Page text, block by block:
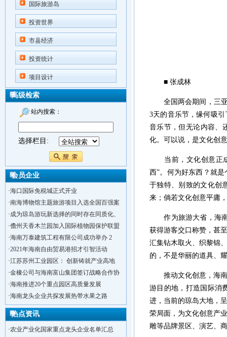
国际旅游岛
投资世界
市县经济
投资统计
项目设计
高级检索
站内搜索：
选择栏目:
会员企业
·海口国际免税城正式开业
·南海博物馆主题旅游项目入选全国百强案
·成为琼岛游玩新选择的同时存在同质化、
·儋州天香木兰园加入国际植物园保护联盟
·海南万泰建筑工程有限公司成功举办 2
·2021年海南自由贸易港招才引智活动
·江苏苏州工业园区： 创新铸就产业高地
·金橡公司与海南富山集团签订战略合作协
·海南推进20个重点园区高质量发展
·海南龙头企业共探发展热带水果之路
热点资讯
·农业产业化国家重点龙头企业名单汇总
■ 张成林
全国两会期间，三亚
3天的音乐节，缘何吸
音乐节，但无论内容、
化。可以说，是文化创
当前，文化创意正成
西”。何为好东西？就
于独特、别致的文化创
来；倘若文化创意平庸
作为旅游大省，海南
获得游客交口称赞，甚
汇集钻木取火、织黎锦
的，不是华丽的道具、
推动文化创意，海南
游目的地，打造国际消
进，当前的琼岛大地，
荣局面，为文化创意产
雕等品牌景区、演艺、